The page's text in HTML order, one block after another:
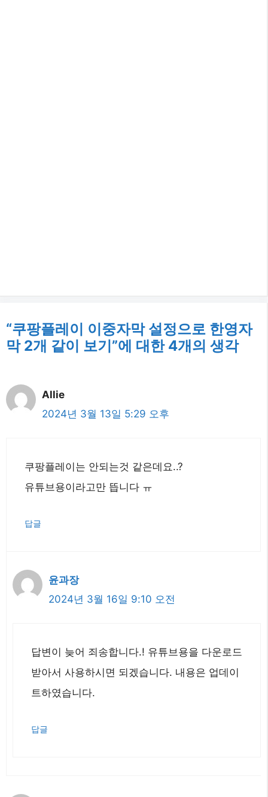
“쿠팡플레이 이중자막 설정으로 한영자
막 2개 같이 보기”에 대한 4개의 생각
Allie
2024년 3월 13일 5:29 오후
쿠팡플레이는 안되는것 같은데요..?
유튜브용이라고만 뜹니다 ㅠ
답글
윤과장
2024년 3월 16일 9:10 오전
답변이 늦어 죄송합니다.! 유튜브용을 다운로드
받아서 사용하시면 되겠습니다. 내용은 업데이
트하였습니다.
답글